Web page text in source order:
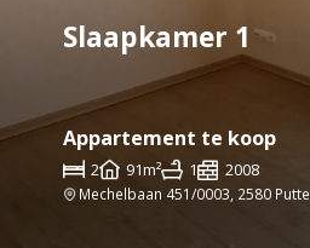
Slaapkamer 1
Appartement te koop
2 91m² 1 2008
Mechelbaan 451/0003, 2580 Putte